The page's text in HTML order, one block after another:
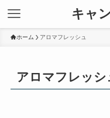
キャ
ホーム アロマフレッシュ
アロマフレッシ